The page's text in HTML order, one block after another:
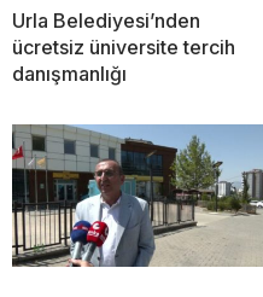
Urla Belediyesi’nden
ücretsiz üniversite tercih
danışmanlığı